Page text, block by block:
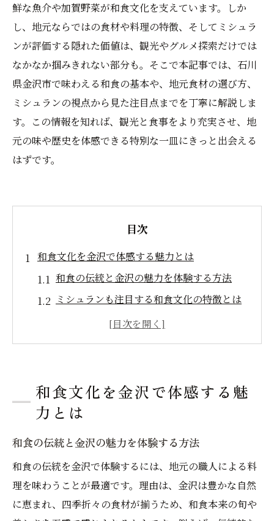
鮮な魚介や加賀野菜が和食文化を支えています。しか
し、地元ならではの食材や料理の特徴、そしてミシュラ
ンが評価する隠れた価値は、観光やグルメ探索だけでは
なかなか掴みきれない部分も。そこで本記事では、石川
県金沢市で味わえる和食の基本や、地元食材の選び方、
ミシュランの視点から見た注目点までを丁寧に解説しま
す。この情報を知れば、観光と食事をより充実させ、地
元の味や歴史を体感できる特別な一皿にきっと出会える
はずです。
目次
和食文化を金沢で体感する魅力とは
和食の伝統と金沢の魅力を体験する方法
ミシュランも注目する和食文化の特徴とは
地元食材で感じる和食の奥深さを探る
和食が観光と結びつく金沢の理由
和食の基本を知り金沢をもっと満喫するコ
ツ
和食に欠かせない金沢の新鮮な旬食材とは
地元食材を使った和食の魅力を深掘り解説
旬の味覚で楽しむ金沢和食の特別な体験
ミシュラン評価にもつながる食材の選び方
和食文化を金沢で体感する魅
力とは
和食の伝統と金沢の魅力を体験する方法
和食の伝統を金沢で体験するには、地元の職人による料
理を味わうことが最適です。理由は、金沢は豊かな自然
に恵まれ、四季折々の食材が揃うため、和食本来の旬や